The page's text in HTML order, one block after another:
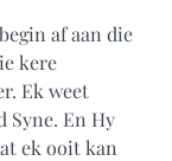
af aan die
kere
Ek weet
Syne. En Hy
ek ooit kan